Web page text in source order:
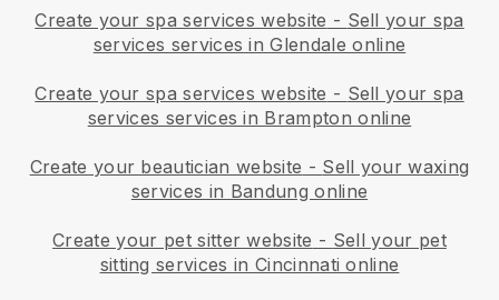
Create your spa services website - Sell your spa
services services in Glendale online
Create your spa services website - Sell your spa
services services in Brampton online
Create your beautician website - Sell your waxing
services in Bandung online
Create your pet sitter website - Sell your pet
sitting services in Cincinnati online